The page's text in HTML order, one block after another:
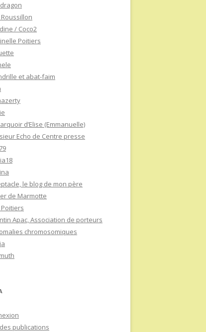
Roussillon
/ Coco2
Poitiers
et abat-faim
d’Elise (Emmanuelle)
Echo de Centre presse
le blog de mon père
de Marmotte
Apac, Association de porteurs
chromosomiques
publications